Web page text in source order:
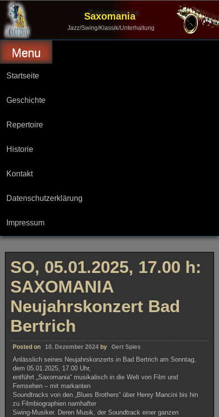
Skip
content
Saxomania
Jazz/Swing/Klassik/Unterhaltung
Menu
Startseite
Geschichte
Repertoire
Historie
Kontakt
Datenschutzerklärung
Impressum
SO, 05.01.2025, 17.00 h:
SAXOMANIA
Neujahrskonzert Bad
Bertrich
Posted on 10. Dezember 2024 by Gert Spies
Anlässlich seines Neujahrskonzerts in Bad Bertrich am Sonntag,
dem 05.01.2025, 17.00 Uhr,
entführt „Saxomania“ musikalisch in die Welt von Film und
Fernsehen – mit markanten
Soundtracks von den „Blues Brothers“ über Henry Mancini bis hin
zu Filmbiographien namhafter
Swing-Musiker. Deren Musik, der Soundtrack einer ganzen